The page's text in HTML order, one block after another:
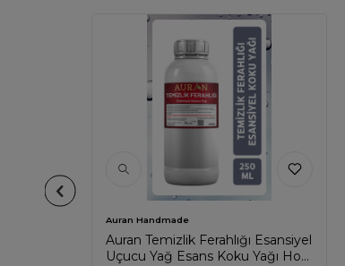
Auran Handmade
Auran Temizlik Ferahlığı Esansiyel
Uçucu Yağ Esans Koku Yağı Hobi